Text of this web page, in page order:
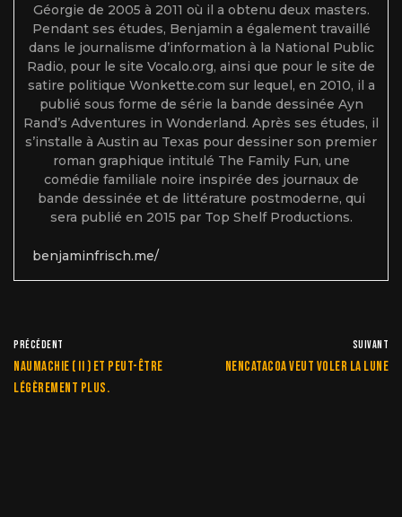
Géorgie de 2005 à 2011 où il a obtenu deux masters.
Pendant ses études, Benjamin a également travaillé
dans le journalisme d’information à la National Public
Radio, pour le site Vocalo.org, ainsi que pour le site de
satire politique Wonkette.com sur lequel, en 2010, il a
publié sous forme de série la bande dessinée Ayn
Rand’s Adventures in Wonderland. Après ses études, il
s’installe à Austin au Texas pour dessiner son premier
roman graphique intitulé The Family Fun, une
comédie familiale noire inspirée des journaux de
bande dessinée et de littérature postmoderne, qui
sera publié en 2015 par Top Shelf Productions.
benjaminfrisch.me/
PRÉCÉDENT
Naumachie ( II ) et peut-être
légèrement plus.
SUIVANT
Nencatacoa veut voler la lune